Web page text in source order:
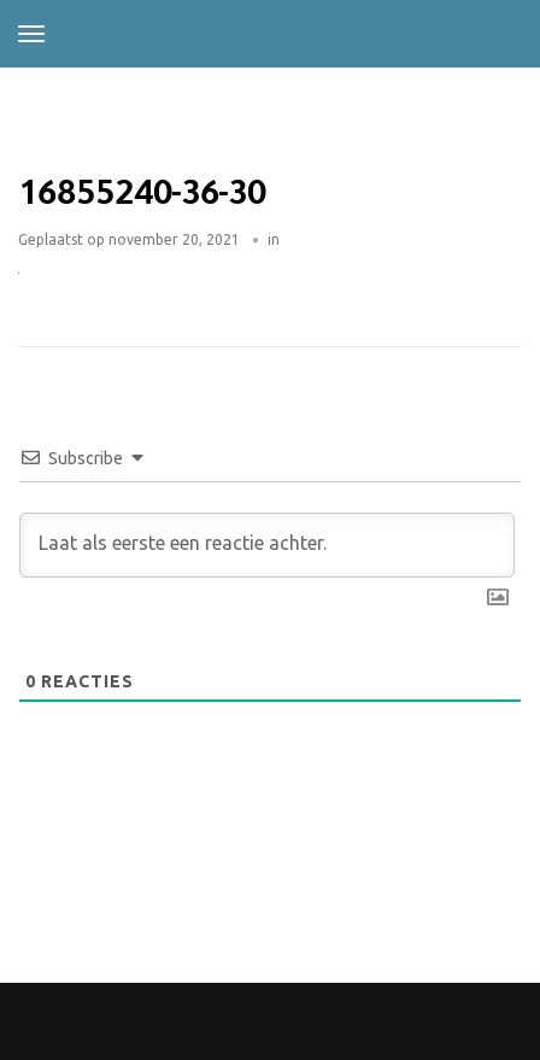
16855240-36-30
Geplaatst op november 20, 2021 in
Subscribe
0 REACTIES